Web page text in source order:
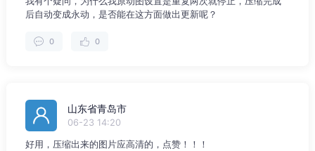
后自动变成永动，是否能在这方面做出更新呢？
0 0
山东省青岛市
06-23 14:20
好用，压缩出来的图片应高清的，点赞！！！